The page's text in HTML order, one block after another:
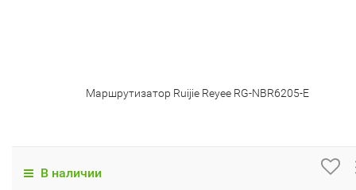
Маршрутизатор Ruijie Reyee RG-NBR6205-E
В наличии